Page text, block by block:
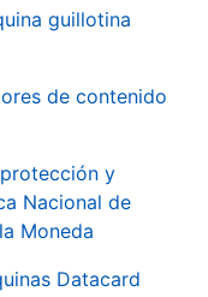
guillotina
de contenido
y
Nacional de
Moneda
Datacard